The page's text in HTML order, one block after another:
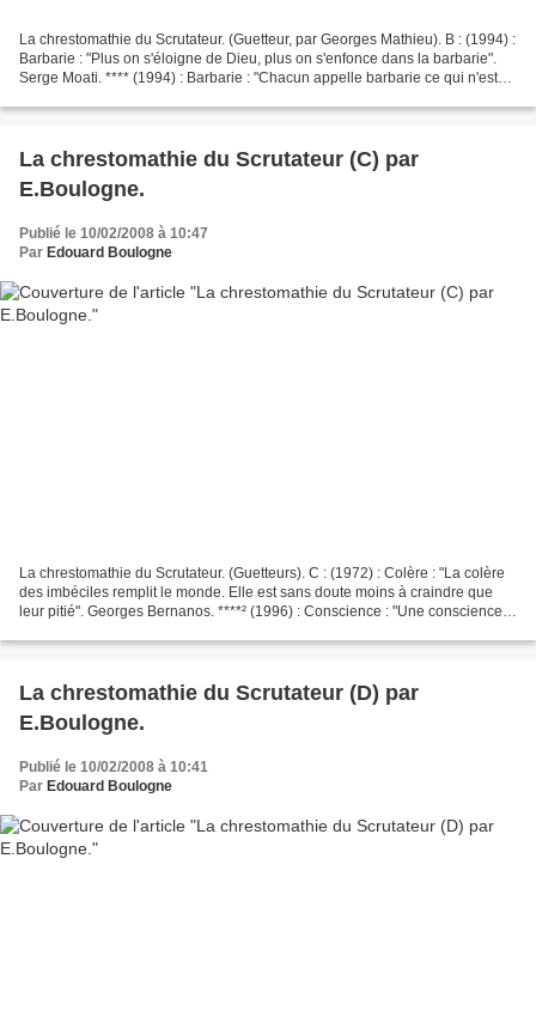
La chrestomathie du Scrutateur. (Guetteur, par Georges Mathieu). B : (1994) :
Barbarie : "Plus on s'éloigne de Dieu, plus on s'enfonce dans la barbarie".
Serge Moati. **** (1994) : Barbarie : "Chacun appelle barbarie ce qui n'est
La chrestomathie du Scrutateur (C) par
E.Boulogne.
Publié le 10/02/2008 à 10:47
Par Edouard Boulogne
La chrestomathie du Scrutateur. (Guetteurs). C : (1972) : Colère : "La colère
des imbéciles remplit le monde. Elle est sans doute moins à craindre que
leur pitié". Georges Bernanos. ****² (1996) : Conscience : "Une conscience
La chrestomathie du Scrutateur (D) par
E.Boulogne.
Publié le 10/02/2008 à 10:41
Par Edouard Boulogne